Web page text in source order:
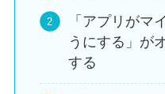
「アプリがマ
うにする」が
する